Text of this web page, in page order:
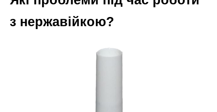
з нержавійкою?